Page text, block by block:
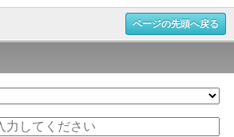
ページの先頭へ戻る